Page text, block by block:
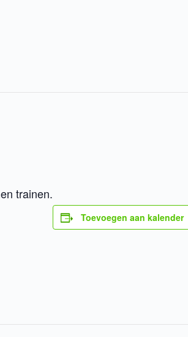
trainen.
Toevoegen aan kalender